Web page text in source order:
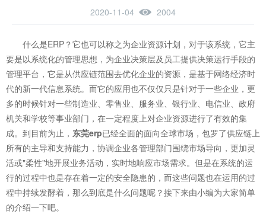
2020-11-04 2004
什么是ERP？它也可以称之为企业资源计划，对于该系统，它主
要是以系统化的管理思想，为企业决策层及员工提供决策运行手段的
管理平台，它是从供应链范围去优化企业的资源，是基于网络经济时
代的新一代信息系统。而它的应用也不仅仅只是针对于一些企业，更
多的时候针对一些制造业、零售业、服务业、银行业、电信业、政府
机关和学校等事业部门，在一定程度上对企业资源进行了有效的集
成。到目前为止， 东莞erp已经全面的面向全球市场，包罗了供应链上
所有的主导和支持能力，协调企业各管理部门围绕市场导向，更加灵
活或"柔性"地开展业务活动，实时地响应市场需求。但是在系统的运
行的过程中也是存在着一定的安全隐患的，而这些问题也在运用的过
程中持续发酵着，那么到底是什么问题呢？接下来由小编为大家简单
的介绍一下吧。